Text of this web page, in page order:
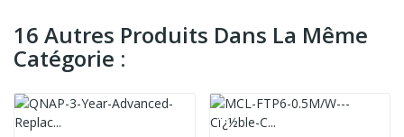
16 Autres Produits Dans La Même
Catégorie :